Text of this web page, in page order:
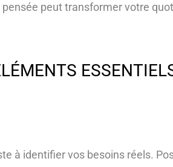
peut transformer votre
à identifier vos besoins réels.